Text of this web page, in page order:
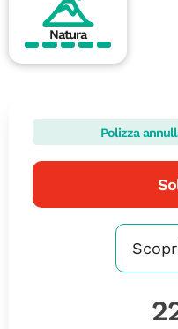
Natura
Polizza